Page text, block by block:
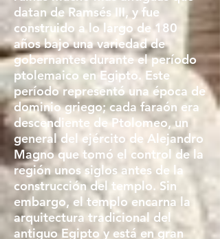
datan de Ramsés III, y fue
construido a lo largo de 180
años bajo una variedad de
gobernantes durante el período
ptolemaico en Egipto. Este
período representó una época de
dominio griego; cada faraón era
descendiente de Ptolomeo, un
general del ejército de Alejandro
Magno que tomó el control de la
región unos siglos antes de la
construcción del templo. Sin
embargo, el templo encarna la
arquitectura tradicional del
antiguo Egipto y está en gran